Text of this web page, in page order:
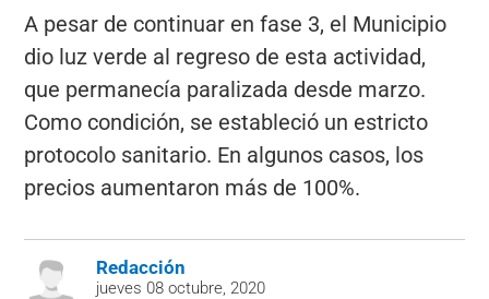
A pesar de continuar en fase 3, el Municipio
dio luz verde al regreso de esta actividad,
que permanecía paralizada desde marzo.
Como condición, se estableció un estricto
protocolo sanitario. En algunos casos, los
precios aumentaron más de 100%.
Redacción
jueves 08 octubre, 2020